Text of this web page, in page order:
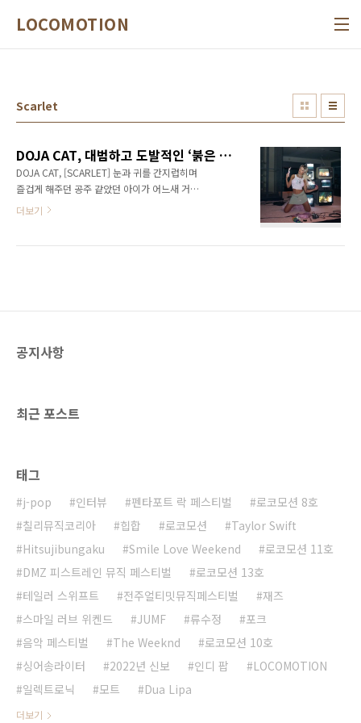
LOCOMOTION
Scarlet
DOJA CAT, 대범하고 도발적인 ‘붉은 악마’로 돌아와 흥겨운 한판을 벌이는 네 번째 정규작
DOJA CAT, [SCARLET] 눈과 귀를 간지럽히며
즐겁게 해주던 공주 같았던 아이가 어느새 거친
반항과 욕설을 내뱉으며 폭풍 같은 사춘기를 지
했지만, 다행히 9월 11일부터 빌보드 Hot 100
더보기
공지사항
최근 포스트
태그
j-pop 인터뷰 펜타포트 락 페스티벌
로코모션 8호
칠리뮤직코리아
힙합 로코모션
Taylor Swift
Hitsujibungaku
Smile Love Weekend
로코모션 11호
DMZ 피스트레인 뮤직 페스티벌
로코모션 13호
테일러 스위프트
전주얼티밋뮤직페스티벌
재즈
스마일 러브 위켄드
JUMF 류수정
포크
음악 페스티벌
The Weeknd
로코모션 10호
싱어송라이터
2022년 신보 인디 팝
LOCOMOTION
일렉트로닉
모트 Dua Lipa
더보기